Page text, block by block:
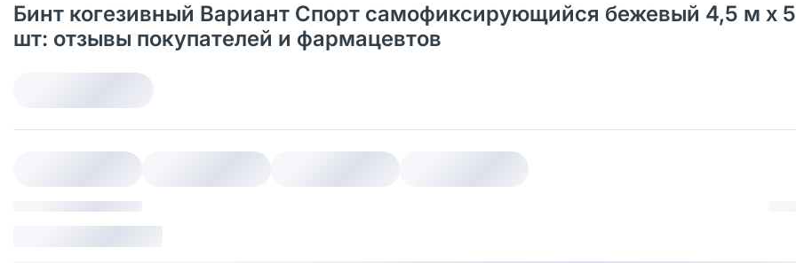
Бинт когезивный Вариант Спорт самофиксирующийся бежевый 4,5 м х
шт: отзывы покупателей и фармацевтов